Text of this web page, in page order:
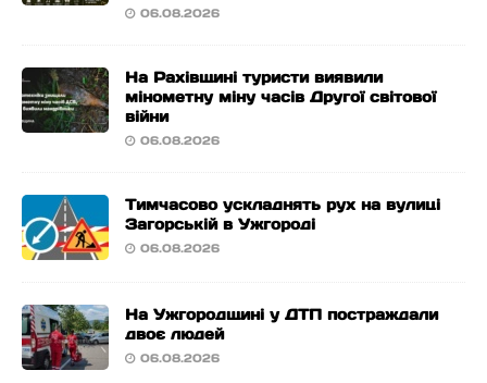
06.08.2026
На Рахівщині туристи виявили
мінометну міну часів Другої світової
війни
06.08.2026
Тимчасово ускладнять рух на вулиці
Загорській в Ужгороді
06.08.2026
На Ужгородщині у ДТП постраждали
двоє людей
06.08.2026